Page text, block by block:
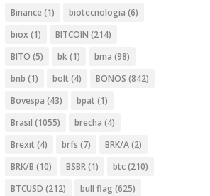
Binance (1) biotecnologia (6)
biox (1) BITCOIN (214)
BITO (5) bk(1) bma (98)
bnb (1) bolt (4) BONOS (842)
Bovespa (43) bpat (1)
Brasil (1055) brecha (4)
Brexit (4) brfs (7) BRK/A(2)
BRK/B (10) BSBR(1) btc(210)
BTCUSD (212) bull flag (625)